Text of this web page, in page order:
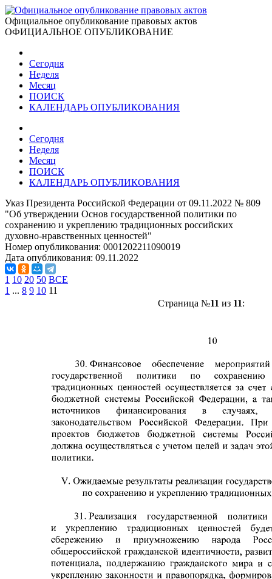
Официальное опубликование правовых актов
ОФИЦИАЛЬНОЕ ОПУБЛИКОВАНИЕ
Сегодня
Неделя
Месяц
ПОИСК
КАЛЕНДАРЬ ОПУБЛИКОВАНИЯ
Сегодня
Неделя
Месяц
ПОИСК
КАЛЕНДАРЬ ОПУБЛИКОВАНИЯ
Указ Президента Российской Федерации от 09.11.2022 № 809
"Об утверждении Основ государственной политики по
сохранению и укреплению традиционных российских
духовно-нравственных ценностей"
Номер опубликования: 0001202211090019
Дата опубликования: 09.11.2022
1 10 20 50 ВСЕ
1 ... 8 9 10 11
Страница №11 из 11: